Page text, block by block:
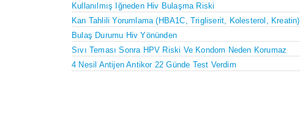
Kullanılmış Iğneden Hiv Bulaşma Riski
Kan Tahlili Yorumlama (HBA1C, Trigliserit, Kolesterol, Kreatin)
Bulaş Durumu Hiv Yönünden
Sıvı Teması Sonra HPV Riski Ve Kondom Neden Korumaz
4 Nesil Antijen Antikor 22 Günde Test Verdim